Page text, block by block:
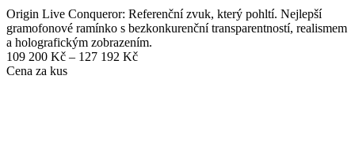
Origin Live Conqueror: Referenční zvuk, který pohltí. Nejlepší
gramofonové ramínko s bezkonkurenční transparentností, realismem
a holografickým zobrazením.
109 200 Kč – 127 192 KčRozpětí
Cena za kus